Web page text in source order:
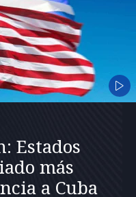
Estados
más
a Cuba